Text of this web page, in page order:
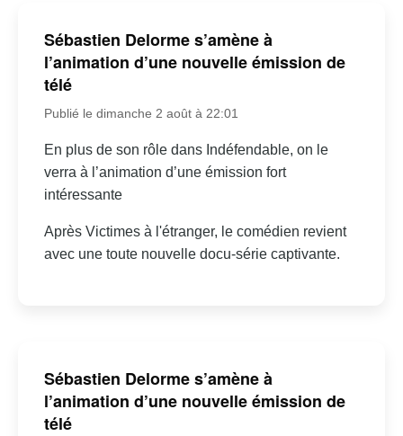
Sébastien Delorme s’amène à
l’animation d’une nouvelle émission de
télé
Publié le dimanche 2 août à 22:01
En plus de son rôle dans Indéfendable, on le
verra à l’animation d’une émission fort
intéressante
Après Victimes à l'étranger, le comédien revient
avec une toute nouvelle docu-série captivante.
Sébastien Delorme s’amène à
l’animation d’une nouvelle émission de
télé